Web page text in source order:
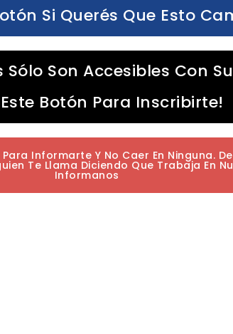
Si Querés Que Esto
Son Accesibles Con
Este Botón Para Inscribirte!
Informarte Y No Caer En Ninguna.
Te Llama Diciendo Que Trabaja En
Informanos